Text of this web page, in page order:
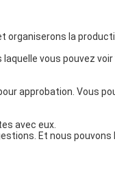
organiserons la
vous pouvez
approbation. Vous
avec eux.
Et nous pouvons